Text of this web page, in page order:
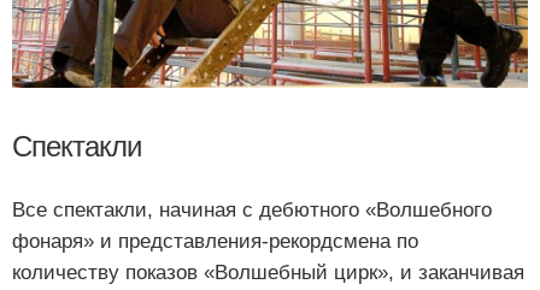
Спектакли
Все спектакли, начиная с дебютного «Волшебного
фонаря» и представления-рекордсмена по
количеству показов «Волшебный цирк», и заканчивая